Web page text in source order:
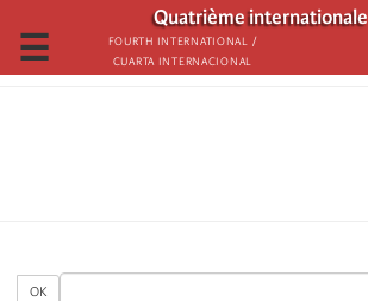
Quatrième internationale
Fourth International /
Cuarta Internacional
☰
OK